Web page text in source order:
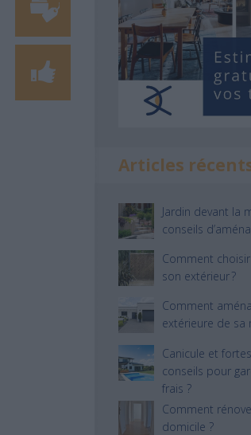
Articles
Jardin devant la
conseils
Comment
son extérieur ?
Comment
extérieure de sa
Canicule et
conseils pour
frais ?
Comment
domicile ?